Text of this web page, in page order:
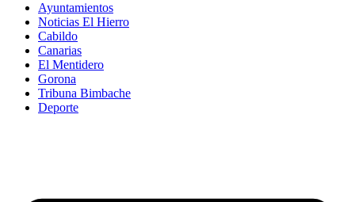
Ayuntamientos
Noticias El Hierro
Cabildo
Canarias
El Mentidero
Gorona
Tribuna Bimbache
Deporte